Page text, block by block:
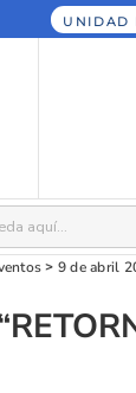
UNIDAD
> 9 de abril